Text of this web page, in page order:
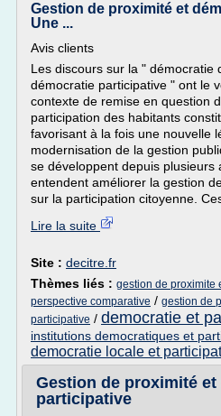
Gestion de proximité et
Une ...
Avis clients
Les discours sur la " démocratie
démocratie participative " ont le
contexte de remise en question
participation des habitants
favorisant à la fois une nouvelle
modernisation de la gestion
se développent depuis plusieurs
entendent améliorer la gestion
sur la participation citoyenne.
Lire la suite
Site : decitre.fr
Thèmes liés : gestion de proximite
perspective comparative / gestion de
participative / democratie et
institutions democratiques et
democratie locale et
Gestion de proximité
participative